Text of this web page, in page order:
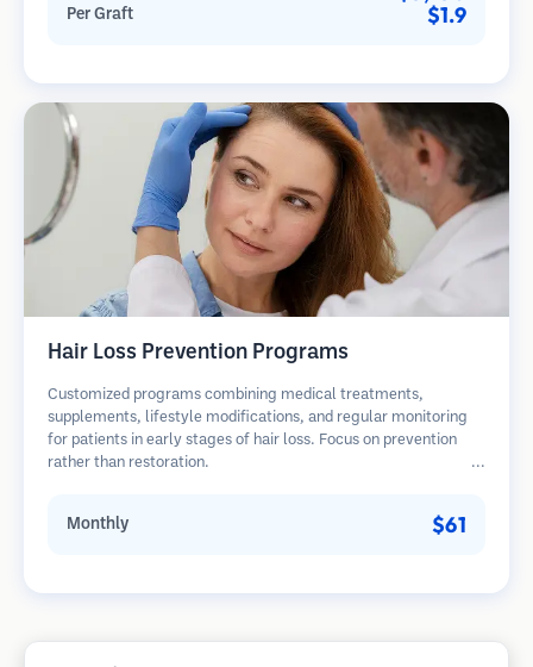
Per Graft $1.9
Hair Loss Prevention Programs
Customized programs combining medical treatments,
supplements, lifestyle modifications, and regular monitoring
for patients in early stages of hair loss. Focus on prevention
rather than restoration.
Monthly $61